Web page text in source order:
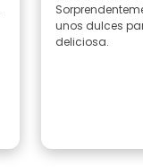
unos dulces
deliciosa.